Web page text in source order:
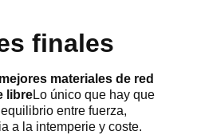
finales
materiales de red
libreLo único que hay que
entre fuerza,
a la intemperie y coste.